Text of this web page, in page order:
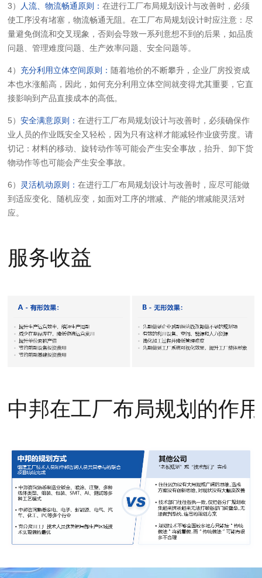
3） 人流、物流畅通原则：在进行工厂布局规划设计与改善时，必须
使工序没有堵塞，物流畅通无阻。在工厂布局规划设计时应注意：尽
量避免倒流和交叉现象，否则会导致一系列意想不到的后果，如品质
问题、管理难度问题、生产效率问题、安全问题等。
4） 充分利用立体空间原则：随着地价的不断攀升，企业厂房投资成
本也水涨船高，因此，如何充分利用立体空间就变得尤其重要，它直
接影响到产品直接成本的高低。
5）安全满意原则：在进行工厂布局规划设计与改善时，必须确保作
业人员的作业既安全又轻松，因为只有这样才能减轻作业疲劳度。请
切记：材料的移动、旋转动作等可能会产生安全事故，抬升、卸下货
物动作等也可能会产生安全事故。
6） 灵活机动原则：在进行工厂布局规划设计与改善时，应尽可能做
到适应变化、随机应变，如面对工序的增减、产能的增减能灵活对
应。
服务收益
中邦在工厂布局规划的作用